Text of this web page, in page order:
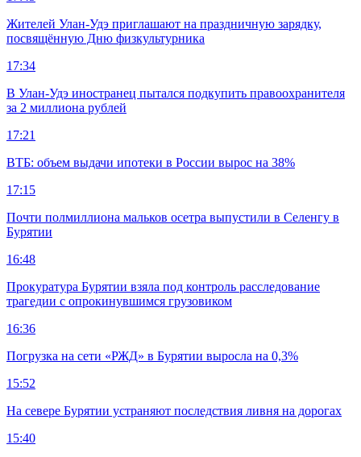
Жителей Улан-Удэ приглашают на праздничную зарядку,
посвящённую Дню физкультурника
17:34
В Улан-Удэ иностранец пытался подкупить правоохранителя
за 2 миллиона рублей
17:21
ВТБ: объем выдачи ипотеки в России вырос на 38%
17:15
Почти полмиллиона мальков осетра выпустили в Селенгу в
Бурятии
16:48
Прокуратура Бурятии взяла под контроль расследование
трагедии с опрокинувшимся грузовиком
16:36
Погрузка на сети «РЖД» в Бурятии выросла на 0,3%
15:52
На севере Бурятии устраняют последствия ливня на дорогах
15:40